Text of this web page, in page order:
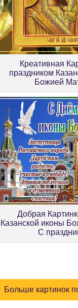
Креативная
праздником
Божией
Добрая
Казанской иконы
С
Больше картинок